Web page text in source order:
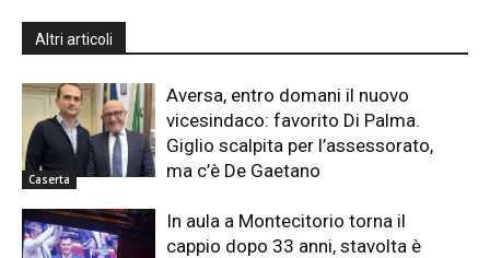
Altri articoli
Caserta
Aversa, entro domani il nuovo
vicesindaco: favorito Di Palma.
Giglio scalpita per l’assessorato,
ma c’è De Gaetano
In aula a Montecitorio torna il
cappio dopo 33 anni, stavolta è